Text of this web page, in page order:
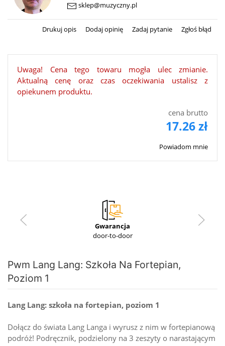
sklep@muzyczny.pl
Drukuj opis Dodaj opinię Zadaj pytanie Zgłoś błąd
Uwaga! Cena tego towaru mogła ulec zmianie.
Aktualną cenę oraz czas oczekiwania ustalisz z
opiekunem produktu.
cena brutto
17.26 zł
Powiadom mnie
Gwarancja
door-to-door
Pwm Lang Lang: Szkoła Na Fortepian,
Poziom 1
Lang Lang: szkoła na fortepian, poziom 1
Dołącz do świata Lang Langa i wyrusz z nim w fortepianową
podróż! Podręcznik, podzielony na 3 zeszyty o narastającym